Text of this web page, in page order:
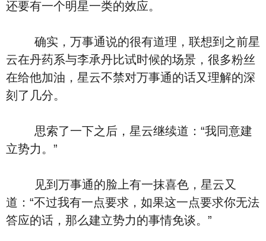
还要有一个明星一类的效应。
确实，万事通说的很有道理，联想到之前星
云在丹药系与李承丹比试时候的场景，很多粉丝
在给他加油，星云不禁对万事通的话又理解的深
刻了几分。
思索了一下之后，星云继续道：“我同意建
立势力。”
见到万事通的脸上有一抹喜色，星云又
道：“不过我有一点要求，如果这一点要求你无法
答应的话，那么建立势力的事情免谈。”